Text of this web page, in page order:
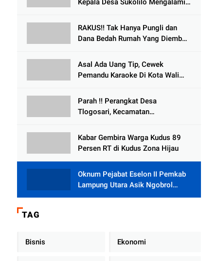
Kepala Desa Sukolilo Mengalami
Meninggal Dunia
RAKUS!! Tak Hanya Pungli dan
Dana Bedah Rumah Yang Diembat,
Tlogowungu, di Duga
Selewengkan Bantuan Mushola
Asal Ada Uang Tip, Cewek
Pemandu Karaoke Di Kota Wali
Parah !! Perangkat Desa
Tlogosari, Kecamatan
Rumah dari BAZNAS
Kabar Gembira Warga Kudus 89
Persen RT di Kudus Zona Hijau
Oknum Pejabat Eselon II Pemkab
Lampung Utara Asik Ngobrol
Dengan Teman Kencan Wanitanya
TAG
Bisnis Ekonomi